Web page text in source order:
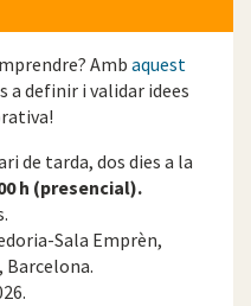
Amb aquest
a definir i validar idees
de tarda, dos dies a la
h (presencial).
Sala Emprèn,
Barcelona.